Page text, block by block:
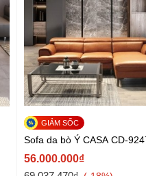
Sofa da bò Ý CASA CD-
56.000.000₫